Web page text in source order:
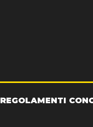
REGOLAMENTI